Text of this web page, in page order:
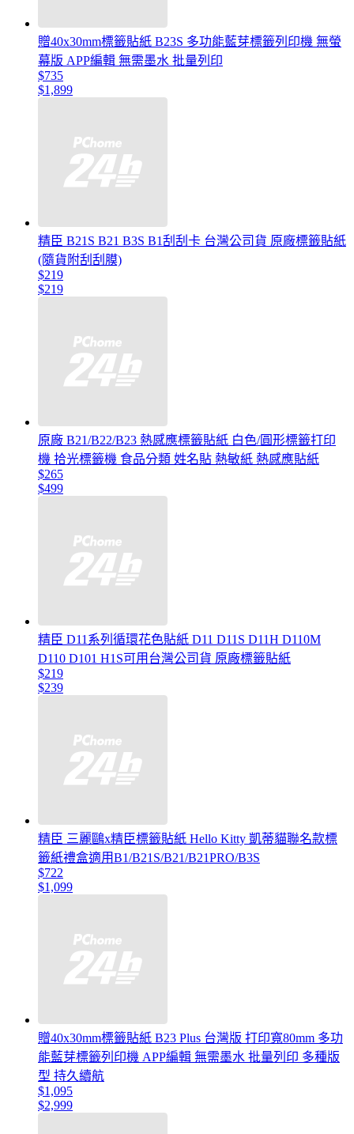
贈40x30mm標籤貼紙 B23S 多功能藍芽標籤列印機 無螢
幕版 APP編輯 無需墨水 批量列印
$735
$1,899
精臣 B21S B21 B3S B1刮刮卡 台灣公司貨 原廠標籤貼紙
(隨貨附刮刮膜)
$219
$219
原廠 B21/B22/B23 熱感應標籤貼紙 白色/圓形標籤打印
機 拾光標籤機 食品分類 姓名貼 熱敏紙 熱感應貼紙
$265
$499
精臣 D11系列循環花色貼紙 D11 D11S D11H D110M
D110 D101 H1S可用台灣公司貨 原廠標籤貼紙
$219
$239
精臣 三麗鷗x精臣標籤貼紙 Hello Kitty 凱蒂貓聯名款標
籤紙禮盒適用B1/B21S/B21/B21PRO/B3S
$722
$1,099
贈40x30mm標籤貼紙 B23 Plus 台灣版 打印寬80mm 多功
能藍芽標籤列印機 APP編輯 無需墨水 批量列印 多種版
型 持久續航
$1,095
$2,999